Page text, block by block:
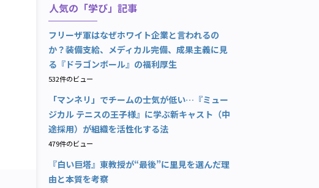
人気の「学び」記事
フリーザ軍はなぜホワイト企業と言われるの
か？装備支給、メディカル完備、成果主義に見
る『ドラゴンボール』の福利厚生
532件のビュー
「マンネリ」でチームの士気が低い…『ミュー
ジカル テニスの王子様』に学ぶ新キャスト（中
途採用）が組織を活性化する法
479件のビュー
『白い巨塔』東教授が“最後”に里見を選んだ理
由と本質を考察